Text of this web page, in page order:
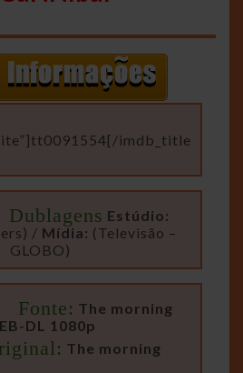
imdb_title
Estúdio:
/ Mídia: (Televisão –
GLOBO)
The morning
DL 1080p
The morning